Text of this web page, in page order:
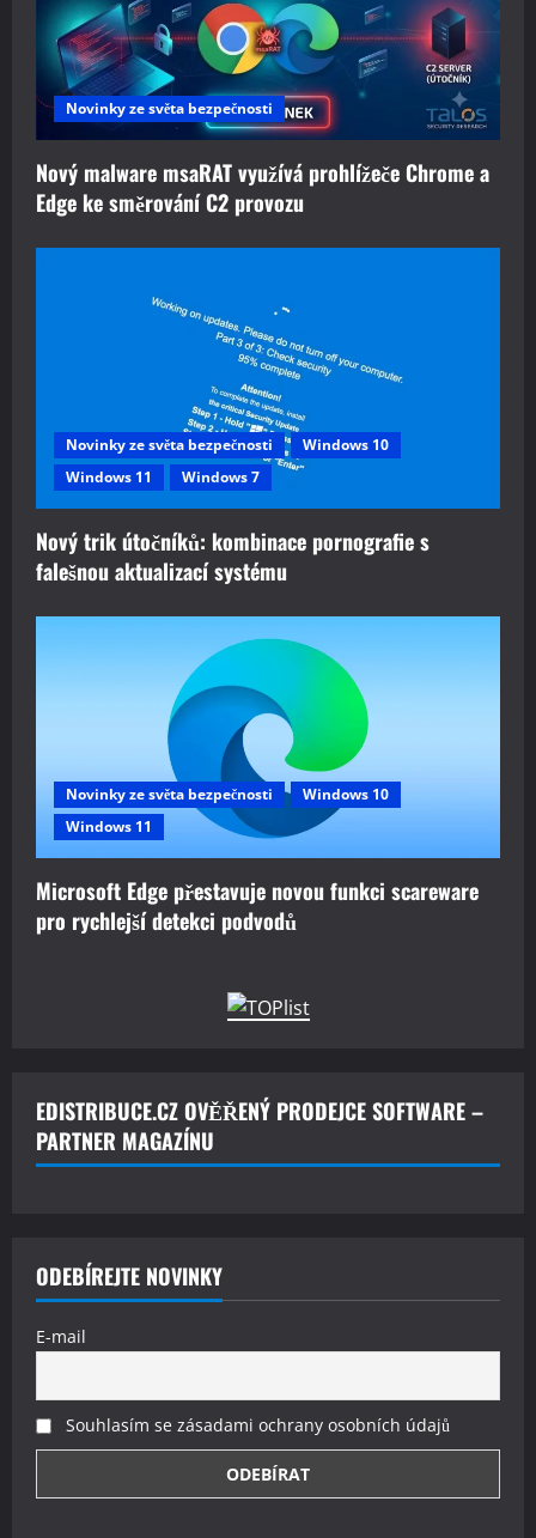
t
i
o
n
Novinky ze světa bezpečnosti
Nový malware msaRAT využívá prohlížeče Chrome a
Edge ke směrování C2 provozu
Novinky ze světa bezpečnosti
Windows 10
Windows 11
Windows 7
Nový trik útočníků: kombinace pornografie s
falešnou aktualizací systému
Novinky ze světa bezpečnosti
Windows 10
Windows 11
Microsoft Edge přestavuje novou funkci scareware
pro rychlejší detekci podvodů
EDISTRIBUCE.CZ OVĚŘENÝ PRODEJCE SOFTWARE –
PARTNER MAGAZÍNU
ODEBÍREJTE NOVINKY
E-mail
Souhlasím se zásadami ochrany osobních údajů